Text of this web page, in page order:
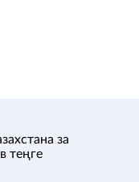
за
теңге